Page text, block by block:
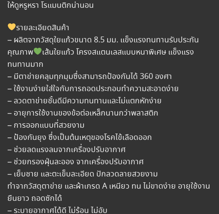
ให้ดูหรูหรา โรแมนติกน่านอน
รายละเอียดสินค้า
– ผลิตจากวัสดุใยแก้วขนาด 8.5 มม. แข็งแรงทนทานรับประกัน
คุณภาพ
เส้นใยแก้ว โครงสแตนเลสแบบหนาพิเศษ แข็งแรง
ทนทานมาก
– มีตาข่ายคลุมทุกมุมซึ่งสามารถป้องกันได้ 360 องศา
– ใช้งานง่ายใส่ใจกับการถอดประกอบทำความสะอาดง่าย
– ลวดตาข่ายชั้นดีมีความทนทานและไม่แตกหักง่าย
– อายุการใช้งานของข้อต่อเหล็กนานกว่าพลาสติก
– การออกแบบที่สวยงาม
– ป้องกันยุง ซึ่งเป็นต้นเหตุของโรคไข้เลือดออก
– ช่วยลดแรงลมจากเครื่องปรับอากาศ
– ช่วยกรองฝุ่นละออง จากเครื่องปรับอากาศ
– เย็บชาย และตะเข็บละเอียด ปักลวดลายสวยงาม
ทำจากวัสดุตาข่าย และผ้าเกรด A เหนียว ทน ไม่ขาดง่าย อายุใช้งาน
ยืนยาว ถอดซักได้
– ระบายอากาศได้ดี ไม่ร้อน ไม่อับ